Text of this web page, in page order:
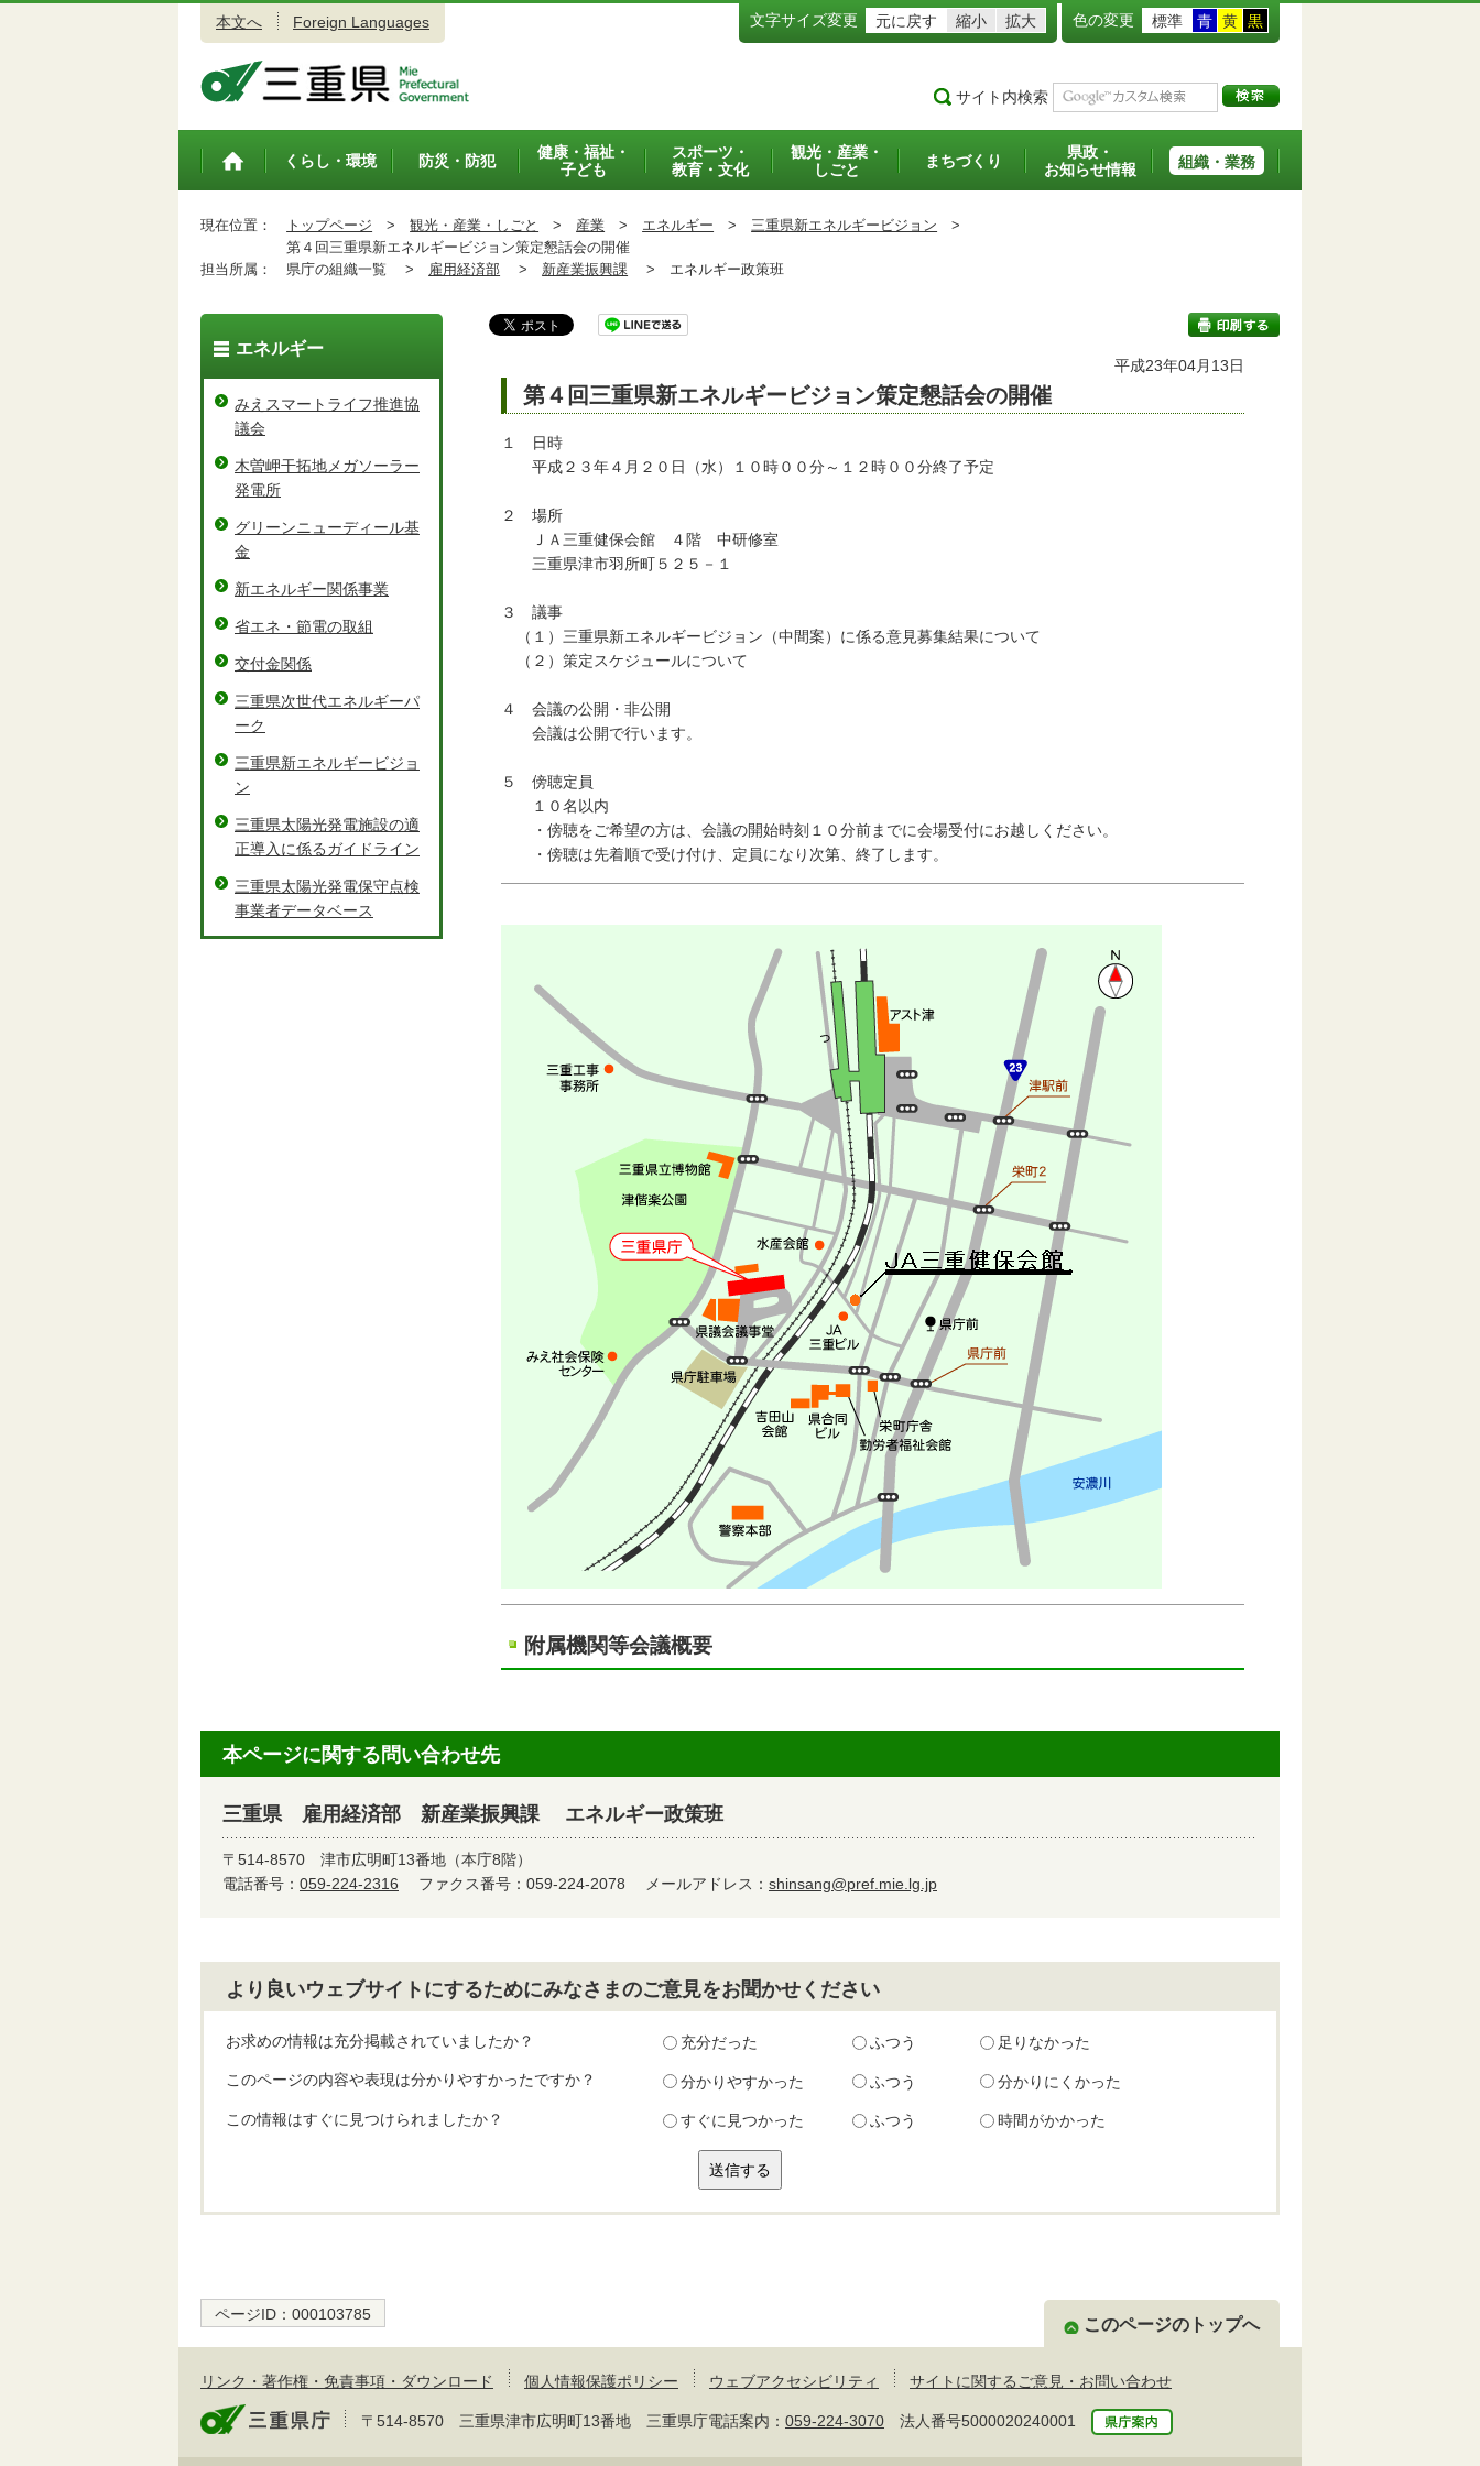
本文へ Foreign Languages 文字サイズ変更 元に戻す 縮小 拡大 色の変更 標準 青 黄 黒
サイト内検索
トップペ
くらし・環境 防災・防犯
健康・福祉・
子ども
スポーツ・
教育・文化
観光・産業・
しごと
まちづくり
県政・
お知らせ情報
組織・業務
現在位置： トップページ > 観光・産業・しごと > 産業 > エネルギー > 三重県新エネルギービジョン >
第４回三重県新エネルギービジョン策定懇話会の開催
担当所属：
県庁の組織一覧 > 雇用経済部 > 新産業振興課 > エネルギー政策班
印刷する
平成23年04月13日
第４回三重県新エネルギービジョン策定懇話会の開催
１ 日時
平成２３年４月２０日（水）１０時００分～１２時００分終了予定
２ 場所
ＪＡ三重健保会館 ４階 中研修室
三重県津市羽所町５２５－１
３ 議事
（１）三重県新エネルギービジョン（中間案）に係る意見募集結果について
（２）策定スケジュールについて
４ 会議の公開・非公開
会議は公開で行います。
５ 傍聴定員
１０名以内
・傍聴をご希望の方は、会議の開始時刻１０分前までに会場受付にお越しください。
・傍聴は先着順で受け付け、定員になり次第、終了します。
附属機関等会議概要
エネルギー
みえスマートライフ推進協
議会
木曽岬干拓地メガソーラー
発電所
グリーンニューディール基
金
新エネルギー関係事業
省エネ・節電の取組
交付金関係
三重県次世代エネルギーパ
ーク
三重県新エネルギービジョ
ン
三重県太陽光発電施設の適
正導入に係るガイドライン
三重県太陽光発電保守点検
事業者データベース
本ページに関する問い合わせ先
三重県 雇用経済部 新産業振興課 エネルギー政策班
〒514-8570 津市広明町13番地（本庁8階）
電話番号： 059-224-2316 ファクス番号：059-224-2078 メールアドレス： shinsang@pref.mie.lg.jp
より良いウェブサイトにするためにみなさまのご意見をお聞かせください
お求めの情報は充分掲載されていましたか？ 充分だった ふつう 足りなかった
このページの内容や表現は分かりやすかったですか？ 分かりやすかった ふつう 分かりにくかった
この情報はすぐに見つけられましたか？ すぐに見つかった ふつう 時間がかかった
ページID： 000103785
このページのトップへ
リンク・著作権・免責事項・ダウンロード 個人情報保護ポリシー ウェブアクセシビリティ サイトに関するご意見・お問い合わせ
〒514-8570 三重県津市広明町13番地 三重県庁電話案内： 059-224-3070 法人番号5000020240001